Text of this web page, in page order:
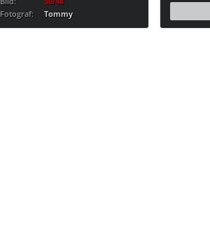
Fotograf:
Tommy